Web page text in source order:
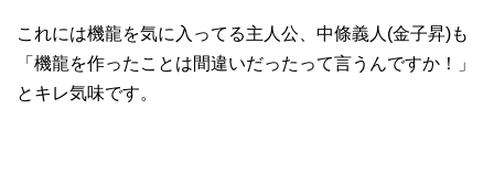
これには機龍を気に入ってる主人公、中條義人(金子昇)も
「機龍を作ったことは間違いだったって言うんですか！」
とキレ気味です。